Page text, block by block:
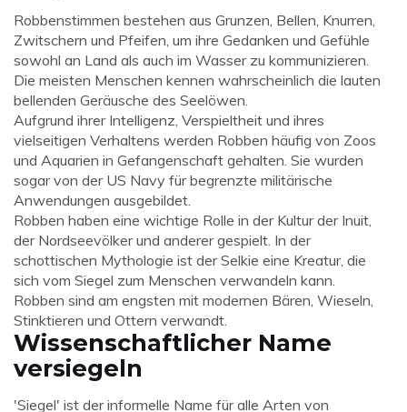
Robbenstimmen bestehen aus Grunzen, Bellen, Knurren,
Zwitschern und Pfeifen, um ihre Gedanken und Gefühle
sowohl an Land als auch im Wasser zu kommunizieren.
Die meisten Menschen kennen wahrscheinlich die lauten
bellenden Geräusche des Seelöwen.
Aufgrund ihrer Intelligenz, Verspieltheit und ihres
vielseitigen Verhaltens werden Robben häufig von Zoos
und Aquarien in Gefangenschaft gehalten. Sie wurden
sogar von der US Navy für begrenzte militärische
Anwendungen ausgebildet.
Robben haben eine wichtige Rolle in der Kultur der Inuit,
der Nordseevölker und anderer gespielt. In der
schottischen Mythologie ist der Selkie eine Kreatur, die
sich vom Siegel zum Menschen verwandeln kann.
Robben sind am engsten mit modernen Bären, Wieseln,
Stinktieren und Ottern verwandt.
Wissenschaftlicher Name
versiegeln
'Siegel' ist der informelle Name für alle Arten von